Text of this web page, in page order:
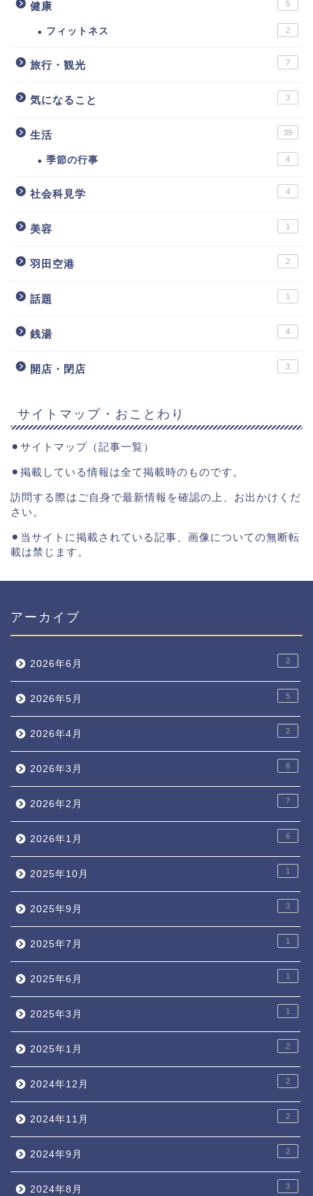
健康 5
フィットネス 2
旅行・観光 7
気になること 3
生活 39
季節の行事 4
社会科見学 4
美容 1
羽田空港 2
話題 1
銭湯 4
開店・閉店 3
サイトマップ・おことわり
⚫︎ サイトマップ（記事一覧）
⚫︎掲載している情報は全て掲載時のものです。
訪問する際はご自身で最新情報を確認の上、お出かけくだ
さい。
⚫︎当サイトに掲載されている記事、画像についての無断転
載は禁じます。
アーカイブ
2026年6月 2
2026年5月 5
2026年4月 2
2026年3月 6
2026年2月 7
2026年1月 6
2025年10月 1
2025年9月 3
2025年7月 1
2025年6月 1
2025年3月 1
2025年1月 2
2024年12月 2
2024年11月 2
2024年9月 2
2024年8月 3